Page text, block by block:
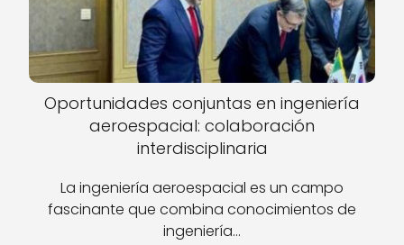
Oportunidades conjuntas en ingeniería
aeroespacial: colaboración
interdisciplinaria
La ingeniería aeroespacial es un campo
fascinante que combina conocimientos de
ingeniería…